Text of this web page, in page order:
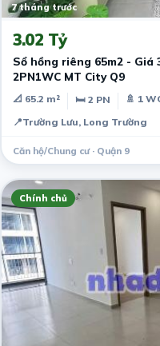
7 tháng trước
3.02 Tỷ
Sổ hồng riêng 65m2 -
2PN1WC MT City Q9
📐 65.2 m² 🛏 2 PN
🚿 1
📍Trường Lưu, Long Trường
Căn hộ/Chung cư · Quận 9
Chính chủ